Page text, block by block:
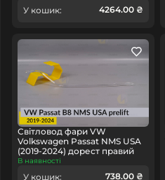
У кошик: 4264.00 ₴
Світловод фари VW
Volkswagen Passat NMS USA
(2019-2024) дорест правий
В наявності
У кошик: 738.00 ₴